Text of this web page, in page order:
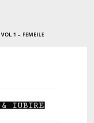
1 – FEMEILE